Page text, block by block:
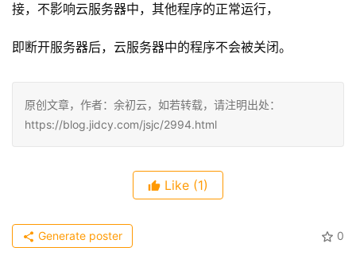
接，不影响云服务器中，其他程序的正常运行，
即断开服务器后，云服务器中的程序不会被关闭。
原创文章，作者：余初云，如若转载，请注明出处：
https://blog.jidcy.com/jsjc/2994.html
Like (1)
0
Generate poster